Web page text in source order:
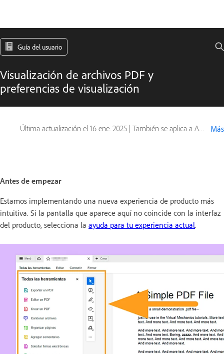
Guía del usuario
Visualización de archivos PDF y
preferencias de visualización
Última actualización el 16 ene. 2025 | También se aplica a Adobe Acrobat 2017, Adobe Acrobat 2020 Más
Antes de empezar
Estamos implementando una nueva experiencia de producto más
intuitiva. Si la pantalla que aparece aquí no coincide con la interfaz
del producto, selecciona la ayuda para tu experiencia actual.